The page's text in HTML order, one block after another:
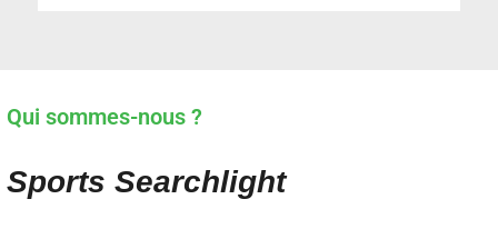
Qui sommes-nous ?
Sports Searchlight